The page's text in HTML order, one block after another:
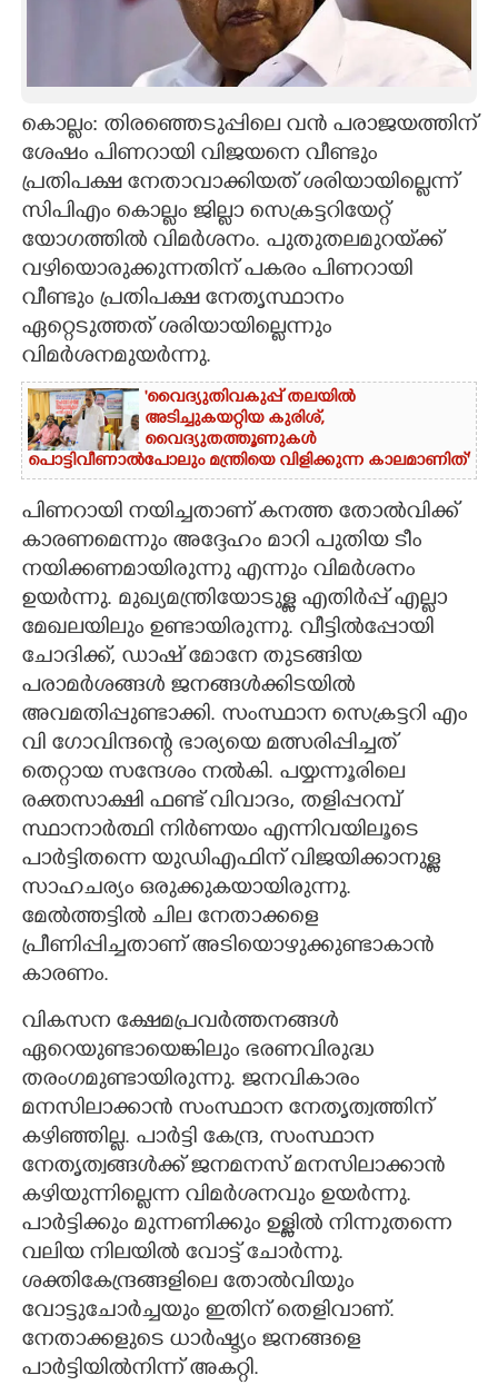
CARTOONS
LITERATURE
ZOOM
CONTACT US
കൊല്ലം: തിരഞ്ഞെടുപ്പിലെ വൻ പരാജയത്തിന്
ശേഷം പിണറായി വിജയനെ വീണ്ടും
പ്രതിപക്ഷ നേതാവാക്കിയത് ശരിയായില്ലെന്ന്
സിപിഎം കൊല്ലം ജില്ലാ സെക്രട്ടറിയേറ്റ്
യോഗത്തിൽ വിമർശനം. പുതുതലമുറയ്‌ക്ക്
വഴിയൊരുക്കുന്നതിന് പകരം പിണറായി
വീണ്ടും പ്രതിപക്ഷ നേതൃസ്ഥാനം
ഏറ്റെടുത്തത് ശരിയായില്ലെന്നും
വിമർശനമുയർന്നു.
'വൈദ്യുതിവകുപ്പ് തലയിൽ
അടിച്ചുകയറ്റിയ കുരിശ്‌,
വൈദ്യുതത്തൂണുകൾ
പൊട്ടിവീണാൽപോലും മന്ത്രിയെ വിളിക്കുന്ന കാലമാണിത്'
പിണറായി നയിച്ചതാണ് കനത്ത തോൽവിക്ക്
കാരണമെന്നും അദ്ദേഹം മാറി പുതിയ ടീം
നയിക്കണമായിരുന്നു എന്നും വിമർശനം
ഉയർന്നു. മുഖ്യമന്ത്രിയോടുള്ള എതിർപ്പ് എല്ലാ
മേഖലയിലും ഉണ്ടായിരുന്നു. വീട്ടിൽപ്പോയി
ചോദിക്ക്, ഡാഷ് മോനേ തുടങ്ങിയ
പരാമർശങ്ങൾ ജനങ്ങൾക്കിടയിൽ
അവമതിപ്പുണ്ടാക്കി. സംസ്ഥാന സെക്രട്ടറി എം
വി ഗോവിന്ദന്റെ ഭാര്യയെ മത്സരിപ്പിച്ചത്
തെറ്റായ സന്ദേശം നൽകി. പയ്യന്നൂരിലെ
രക്തസാക്ഷി ഫണ്ട് വിവാദം, തളിപ്പറമ്പ്
സ്ഥാനാർത്ഥി നിർണയം എന്നിവയിലൂടെ
പാർട്ടിതന്നെ യുഡിഎഫിന് വിജയിക്കാനുള്ള
സാഹചര്യം ഒരുക്കുകയായിരുന്നു.
മേൽത്തട്ടിൽ ചില നേതാക്കളെ
പ്രീണിപ്പിച്ചതാണ് അടിയൊഴുക്കുണ്ടാകാൻ
കാരണം.
വികസന ക്ഷേമപ്രവർത്തനങ്ങൾ
ഏറെയുണ്ടായെങ്കിലും ഭരണവിരുദ്ധ
തരംഗമുണ്ടായിരുന്നു. ജനവികാരം
മനസിലാക്കാൻ സംസ്ഥാന നേതൃത്വത്തിന്
കഴിഞ്ഞില്ല. പാർട്ടി കേന്ദ്ര, സംസ്ഥാന
നേതൃത്വങ്ങൾക്ക് ജനമനസ് മനസിലാക്കാൻ
കഴിയുന്നില്ലെന്ന വിമർശനവും ഉയർന്നു.
പാർട്ടിക്കും മുന്നണിക്കും ഉള്ളിൽ നിന്നുതന്നെ
വലിയ നിലയിൽ വോട്ട് ചോർന്നു.
ശക്തികേന്ദ്രങ്ങളിലെ തോൽവിയും
വോട്ടുചോർച്ചയും ഇതിന് തെളിവാണ്.
നേതാക്കളുടെ ധാർഷ്ട്യം ജനങ്ങളെ
പാർട്ടിയിൽ‌നിന്ന് അകറ്റി.